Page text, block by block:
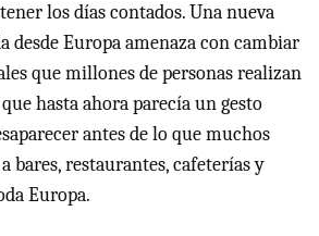
los días contados. Una nueva
desde Europa amenaza con cambiar
que millones de personas realizan
hasta ahora parecía un gesto
antes de lo que muchos
bares, restaurantes, cafeterías y
Europa.